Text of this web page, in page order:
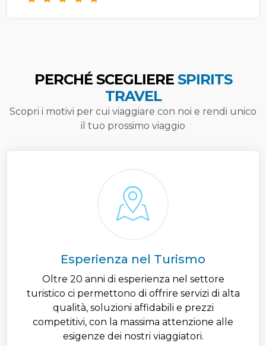
PERCHÉ SCEGLIERE SPIRITS
TRAVEL
Scopri i motivi per cui viaggiare con noi e rendi unico
il tuo prossimo viaggio
Esperienza nel Turismo
Oltre 20 anni di esperienza nel settore
turistico ci permettono di offrire servizi di alta
qualità, soluzioni affidabili e prezzi
competitivi, con la massima attenzione alle
esigenze dei nostri viaggiatori.